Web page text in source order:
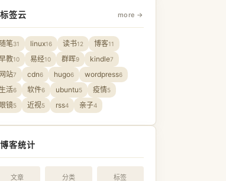
标签云 more →
随笔31 linux16 读书12 博客11
教10 易经10 群晖9 kindle7
网站7 cdn6 hugo6 wordpress6
生活6 软件6 ubuntu5 疫情5
眼镜5 近视5 rss4 亲子4
博客统计
文章 分类 标签